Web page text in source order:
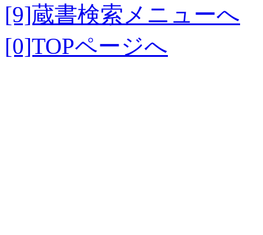
[9]蔵書検索メニューへ
[0]TOPページへ